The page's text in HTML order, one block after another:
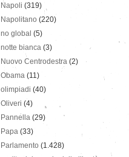
Napoli (319)
Napolitano (220)
no global (5)
notte bianca (3)
Nuovo Centrodestra (2)
Obama (11)
olimpiadi (40)
Oliveri (4)
Pannella (29)
Papa (33)
Parlamento (1.428)